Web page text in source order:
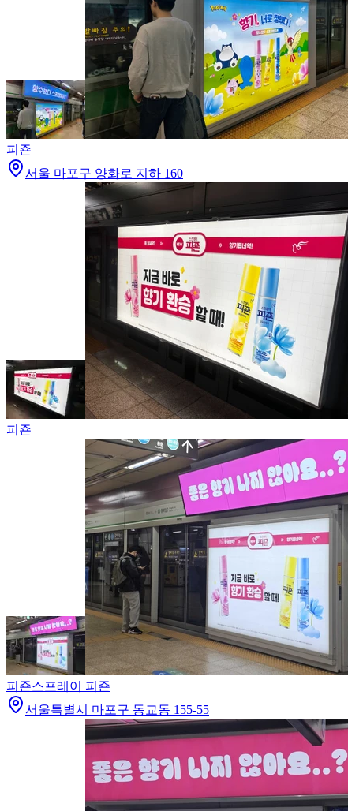
피죤
서울 마포구 양화로 지하 160
피죤
피죤스프레이 피죤
서울특별시 마포구 동교동 155-55